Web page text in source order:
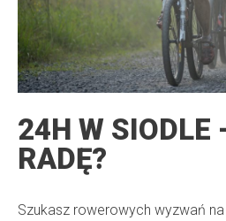
24H W SIODLE
RADĘ?
Szukasz rowerowych wyzwań